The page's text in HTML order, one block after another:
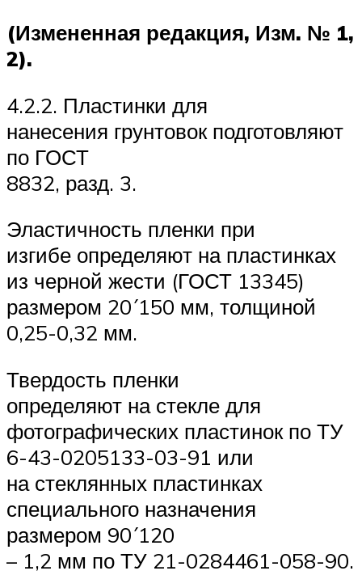
(Измененная редакция, Изм. № 1,
2).
4.2.2. Пластинки для
нанесения грунтовок подготовляют
по ГОСТ
8832, разд. 3.
Эластичность пленки при
изгибе определяют на пластинках
из черной жести (ГОСТ 13345)
размером 20´150 мм, толщиной
0,25-0,32 мм.
Твердость пленки
определяют на стекле для
фотографических пластинок по ТУ
6-43-0205133-03-91 или
на стеклянных пластинках
специального назначения
размером 90´120
– 1,2 мм по ТУ 21-0284461-058-90.